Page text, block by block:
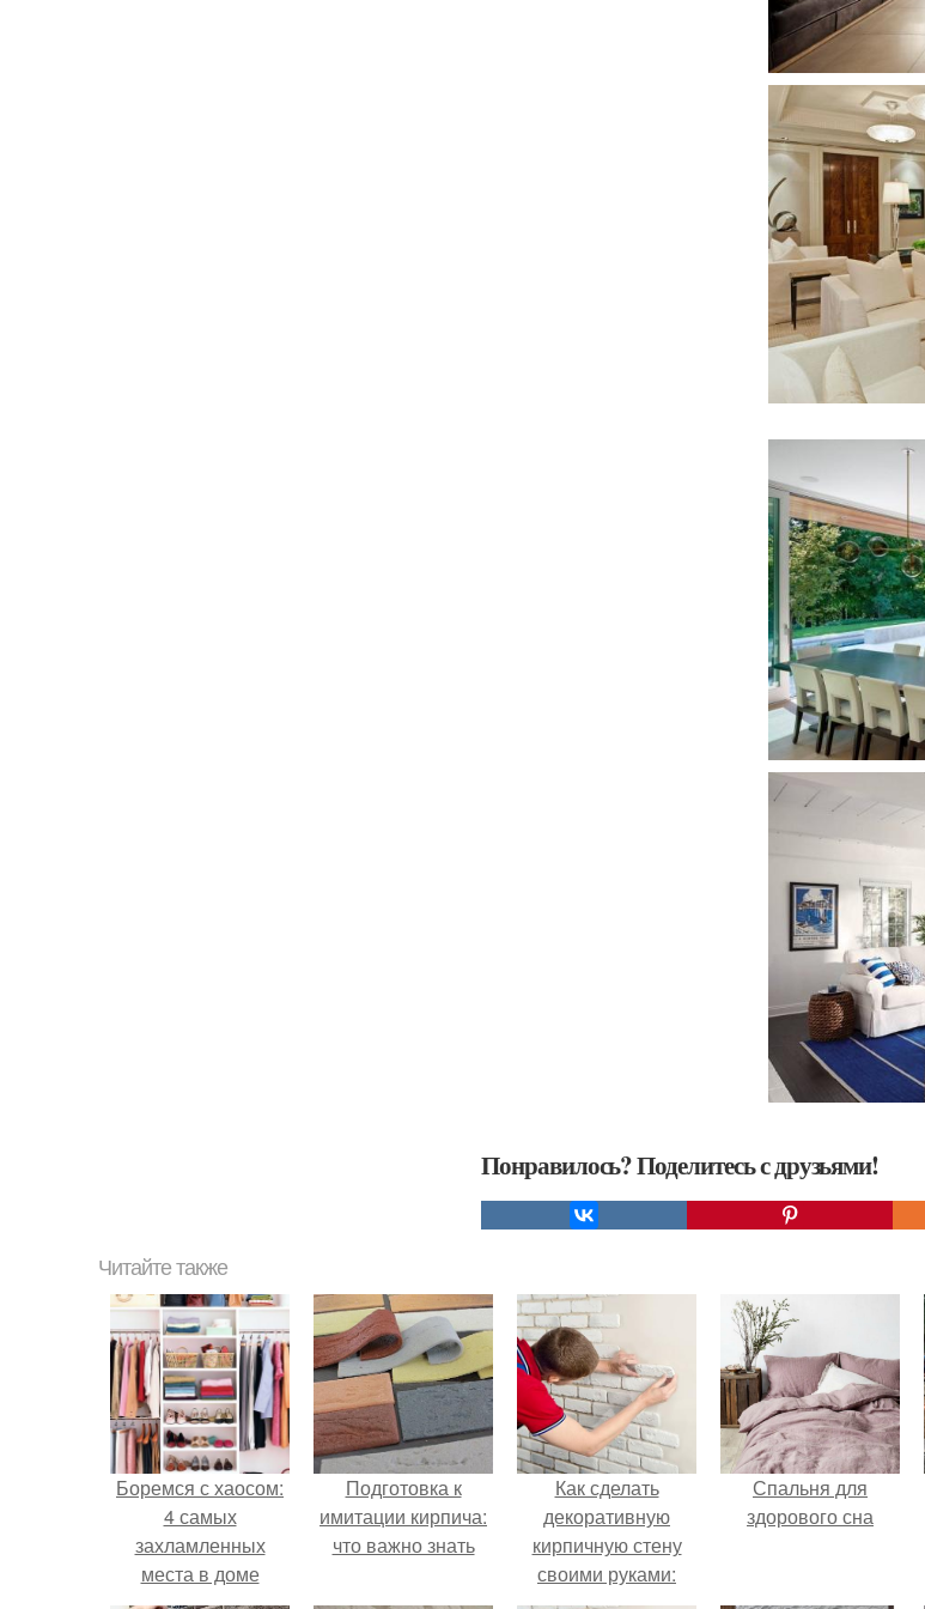
Понравилось? Поделитесь с друзьями!
Читайте также
Боремся с хаосом:
4 самых
захламленных
места в доме
Подготовка к
имитации кирпича:
что важно знать
Как сделать
декоративную
кирпичную стену
своими руками:
пошаговая
Спальня для
здорового сна